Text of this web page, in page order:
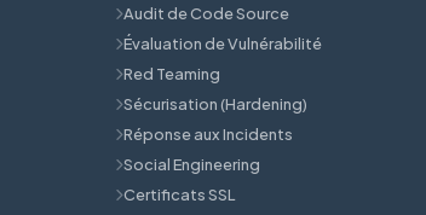
Audit de Code Source
Évaluation de Vulnérabilité
Red Teaming
Sécurisation (Hardening)
Réponse aux Incidents
Social Engineering
Certificats SSL